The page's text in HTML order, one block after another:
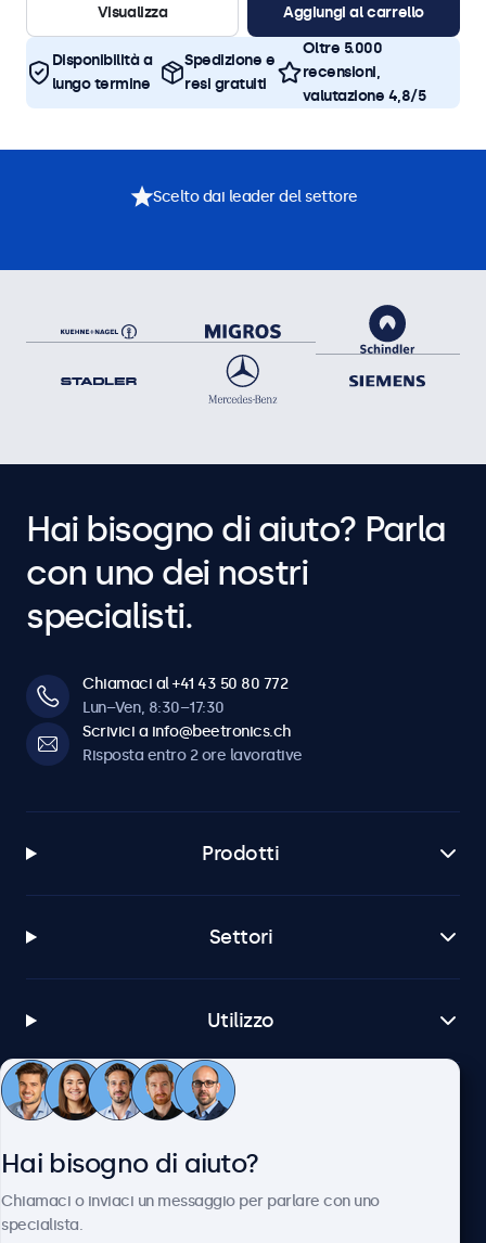
Visualizza Aggiungi al carrello
Disponibilità a
lungo termine
Spedizione e
resi gratuiti
Oltre 5.000
recensioni,
valutazione 4,8/5
Scelto dai leader del settore
Hai bisogno di aiuto? Parla
con uno dei nostri
specialisti.
Chiamaci al +41 43 50 80 772
Lun–Ven, 8:30–17:30
Scrivici a info@beetronics.ch
Risposta entro 2 ore lavorative
Prodotti
Settori
Utilizzo
Servizio Clienti
Hai bisogno di aiuto?
Chiamaci o inviaci un messaggio per parlare con uno
specialista.